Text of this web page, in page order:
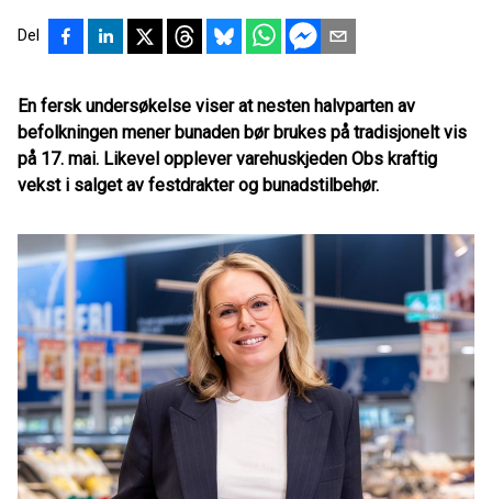
Del
En fersk undersøkelse viser at nesten halvparten av
befolkningen mener bunaden bør brukes på tradisjonelt vis
på 17. mai. Likevel opplever varehuskjeden Obs kraftig
vekst i salget av festdrakter og bunadstilbehør.